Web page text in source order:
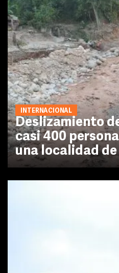
INTERNACIONAL
Deslizamiento
casi 400
una localidad